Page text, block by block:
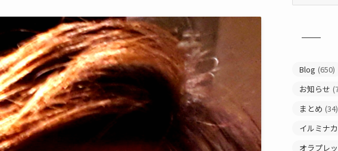
Blog (650)
お知らせ
まとめ (34)
イルミナ
オラプレ